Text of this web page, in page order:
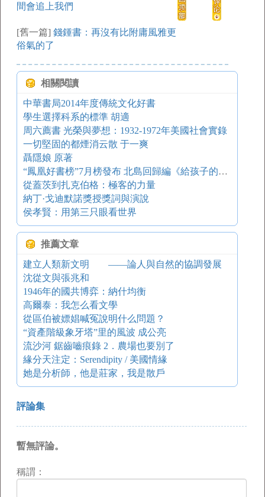
間會追上我們
[舊一篇] 錢鍾書：再沒有比附庸風雅更
俗氣的了
相關閱讀
中華書局2014年度傳統文化好書
學生選擇科系的標準 胡適
周六薦書 光榮與夢想：1932-1972年美國社會實錄
一切堅固的都煙消云散 于一爽
聶隱娘 原著
“鳳凰好書榜”7月榜發布 北島回歸編《給孩子的詩》│鳳凰讀書
從蓋茨到扎克伯格：極客的力量
納丁·戈迪默諾獎授獎詞與演說
侯孝賢：用第三只眼看世界
推薦文章
建立人類新文明 ——論人與自然的協調發展
沈從文與張兆和
1946年的國共博弈：納什均衡
高爾泰：我怎么看文學
從區伯被嫖娼喊冤說明什么問題？
“資產階級象牙塔”里的風波 成公亮
流沙河 鋸齒嚙痕錄 2．農場也要別了
緣分天注定：Serendipity / 美國情緣
她是分析師，他是莊家，我是散戶
評論集
暫無評論。
稱謂：